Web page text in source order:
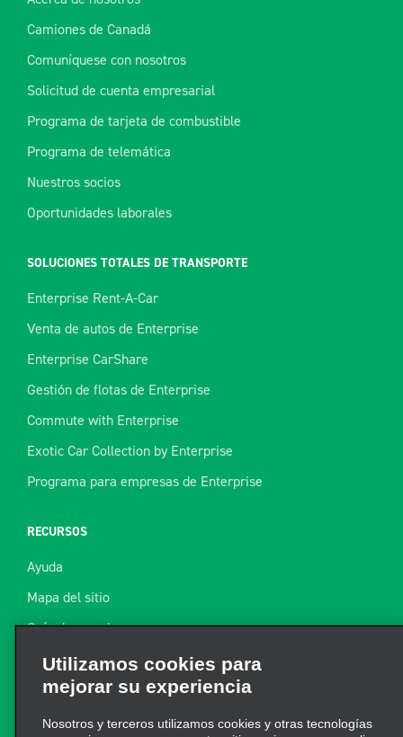
Camiones de Canadá
Comuníquese con nosotros
Solicitud de cuenta empresarial
Programa de tarjeta de combustible
Programa de telemática
Nuestros socios
Oportunidades laborales
SOLUCIONES TOTALES DE TRANSPORTE
Enterprise Rent-A-Car
Venta de autos de Enterprise
Enterprise CarShare
Gestión de flotas de Enterprise
Commute with Enterprise
Exotic Car Collection by Enterprise
Programa para empresas de Enterprise
RECURSOS
Ayuda
Mapa del sitio
Guía de remolque
Recursos
Noticias de la industria
Encuentre un recibo
Utilizamos cookies para
mejorar su experiencia
Nosotros y terceros utilizamos cookies y otras tecnologías